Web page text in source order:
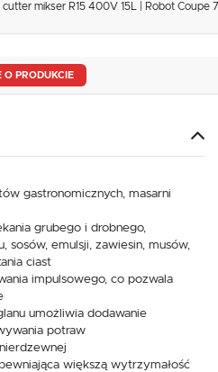
mikser R15 400V 15L | Robot Coupe
O PRODUKCIE
gastronomicznych, masarni
grubego i drobnego,
sosów, emulsji, zawiesin, musów,
ciast
impulsowego, co pozwala
umożliwia dodawanie
potraw
większą wytrzymałość